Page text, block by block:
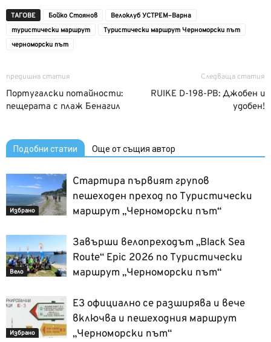
ТАГОВЕ Бойко Стоянов
Велоклуб УСТРЕМ–Варна
туристически маршрут
Туристически маршрут Черноморски път
черноморски път
предишна статия
Португалски потайности:
пещерата с плаж Бенагил
Следваща статия
RUIKE D-198-PB: Джобен и
удобен!
Подобни статии Още от същия автор
Избрано
Стартира първият групов
пешеходен преход по Туристически
маршрут „Черноморски път“
Вело
Завърши велопреходът „Black Sea
Route“ Epic 2026 по Туристически
маршрут „Черноморски път“
Избрано
Е3 официално се разширява и вече
включва и пешеходния маршрут
„Черноморски път“